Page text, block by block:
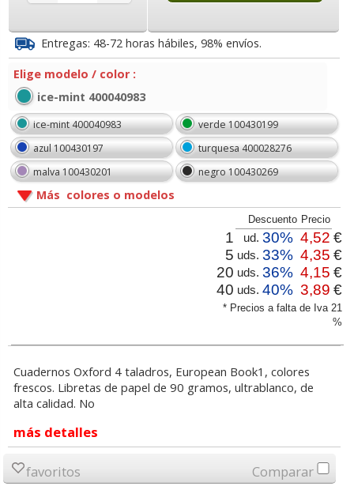
Entregas: 48-72 horas hábiles, 98% envíos.
Elige modelo / color :
ice-mint 400040983
ice-mint 400040983
verde 100430199
azul 100430197
turquesa 400028276
malva 100430201
negro 100430269
Más colores o modelos
* Precios a falta de Iva 21
%
Descuento Precio
1 ud. 30% 4,52 €
5 uds. 33% 4,35 €
20 uds. 36% 4,15 €
40 uds. 40% 3,89 €
Cuadernos Oxford 4 taladros, European Book1, colores
frescos. Libretas de papel de 90 gramos, ultrablanco, de
alta calidad. No
más detalles
favoritos Comparar